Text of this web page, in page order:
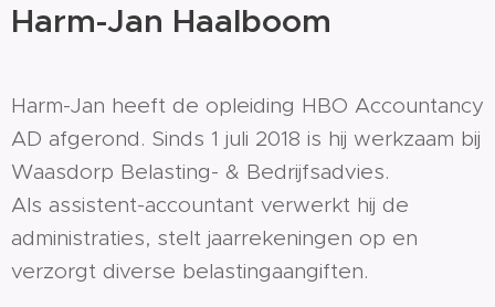
Harm-Jan Haalboom
Harm-Jan heeft de opleiding HBO Accountancy
AD afgerond. Sinds 1 juli 2018 is hij werkzaam bij
Waasdorp Belasting- & Bedrijfsadvies.
Als assistent-accountant verwerkt hij de
administraties, stelt jaarrekeningen op en
verzorgt diverse belastingaangiften.